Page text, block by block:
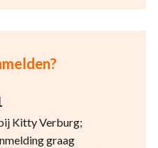
Kitty Verburg;
graag